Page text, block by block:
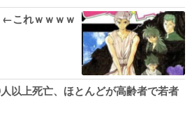
これｗｗｗｗ
以上死亡、ほとんどが高齢者で若者